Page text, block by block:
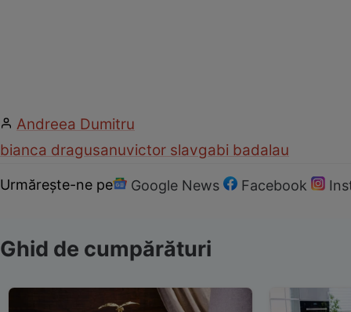
Andreea Dumitru
bianca dragusanuvictor slavgabi badalau
Urmărește-ne pe Google News Facebook
Ghid de cumpărături